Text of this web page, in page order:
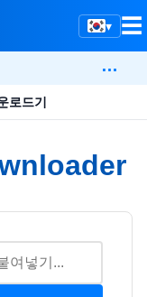
▾ ☰
…
로드기